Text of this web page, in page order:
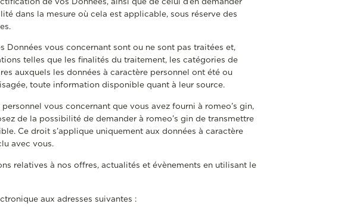
dans la mesure où cela est applicable, sous réserve des
Données vous concernant sont ou ne sont pas traitées et,
telles que les finalités du traitement, les catégories de
auxquels les données à caractère personnel ont été ou
toute information disponible quant à leur source.
vous concernant que vous avez fourni à romeo’s gin,
de la possibilité de demander à romeo’s gin de transmettre
Ce droit s’applique uniquement aux données à caractère
avec vous.
relatives à nos offres, actualités et évènements en utilisant le
aux adresses suivantes :